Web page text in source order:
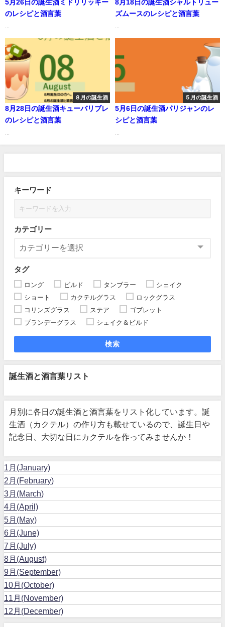
5月26日の誕生酒ミドリリッキー
のレシピと酒言葉
8月18日の誕生酒シャルトリュー
ズムースのレシピと酒言葉
８月の誕生酒
8月28日の誕生酒キューバリブレ
のレシピと酒言葉
５月の誕生酒
5月6日の誕生酒パリジャンのレ
シピと酒言葉
キーワード
カテゴリー
タグ
ロング ビルド タンブラー
シェイク
ショート
カクテルグラス
ロックグラス
コリンズグラス
ステア
ゴブレット
ブランデーグラス
シェイク＆ビルド
検索
誕生酒と酒言葉リスト
月別に各日の誕生酒と酒言葉をリスト化しています。誕
生酒（カクテル）の作り方も載せているので、誕生日や
記念日、大切な日にカクテルを作ってみませんか！
1月(January)
2月(February)
3月(March)
4月(April)
5月(May)
6月(June)
7月(July)
8月(August)
9月(September)
10月(October)
11月(November)
12月(December)